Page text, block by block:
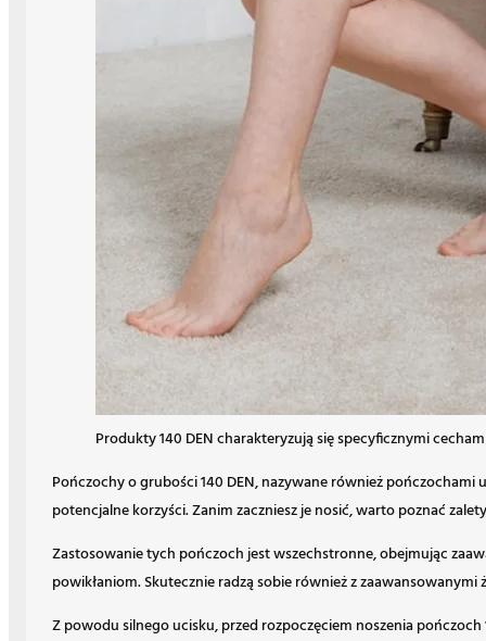
Produkty 140 DEN charakteryzują się specyficznymi
Pończochy o grubości 140 DEN, nazywane również
potencjalne korzyści. Zanim zaczniesz je nosić, warto poznać
Zastosowanie tych pończoch jest wszechstronne, obejmując
powikłaniom. Skutecznie radzą sobie również z
Z powodu silnego ucisku, przed rozpoczęciem noszenia